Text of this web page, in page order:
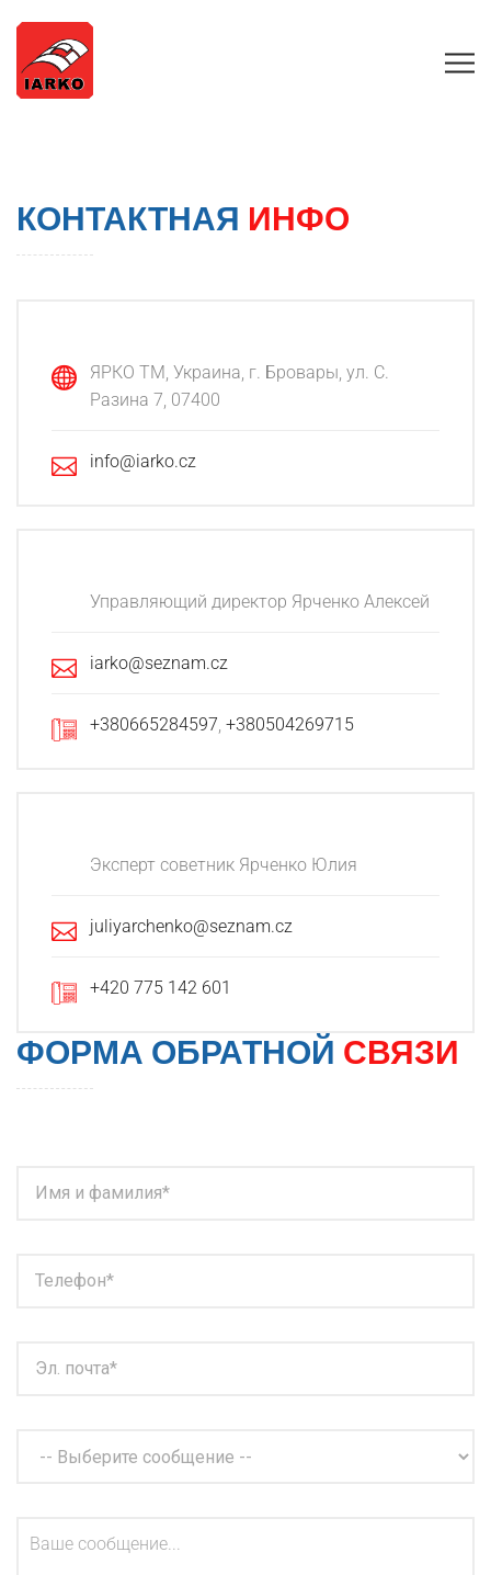
КОНТАКТНАЯ ИНФО
ЯРКО ТМ, Украина, г. Бровары, ул. С.
Разина 7, 07400
info@iarko.cz
Управляющий директор Ярченко Алексей
iarko@seznam.cz
+380665284597, +380504269715
Эксперт советник Ярченко Юлия
juliyarchenko@seznam.cz
+420 775 142 601
ФОРМА ОБРАТНОЙ СВЯЗИ